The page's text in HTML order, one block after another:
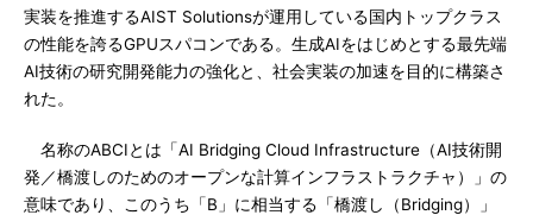
実装を推進するAIST Solutionsが運用している国内トップクラス
の性能を誇るGPUスパコンである。生成AIをはじめとする最先端
AI技術の研究開発能力の強化と、社会実装の加速を目的に構築さ
れた。
名称のABCIとは「AI Bridging Cloud Infrastructure（AI技術開
発／橋渡しのためのオープンな計算インフラストラクチャ）」の
意味であり、このうち「B」に相当する「橋渡し（Bridging）」